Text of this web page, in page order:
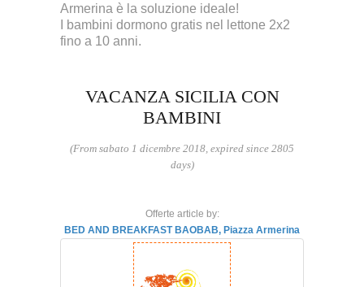
Armerina è la soluzione ideale!
I bambini dormono gratis nel lettone 2x2
fino a 10 anni.
VACANZA SICILIA CON
BAMBINI
(From sabato 1 dicembre 2018, expired since 2805
days)
Offerte article by:
BED AND BREAKFAST BAOBAB, Piazza Armerina